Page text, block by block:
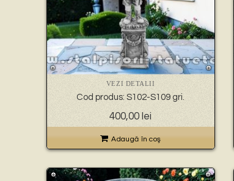
VEZI DETALII
Cod produs: S102-S109 gri.
400,00 lei
Adaugă în coş